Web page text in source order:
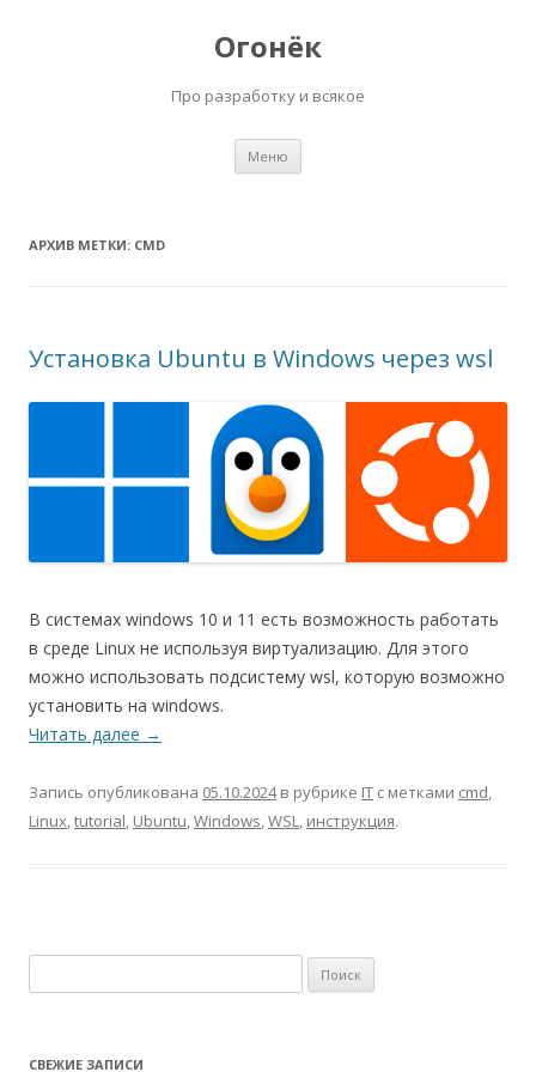
Огонёк
Про разработку и всякое
Меню
АРХИВ МЕТКИ: CMD
Установка Ubuntu в Windows через wsl
В системах windows 10 и 11 есть возможность работать
в среде Linux не используя виртуализацию. Для этого
можно использовать подсистему wsl, которую возможно
установить на windows.
Читать далее →
Запись опубликована 05.10.2024в рубрике IT с метками cmd,
Linux,tutorial, Ubuntu,Windows,WSL, инструкция.
СВЕЖИЕ ЗАПИСИ